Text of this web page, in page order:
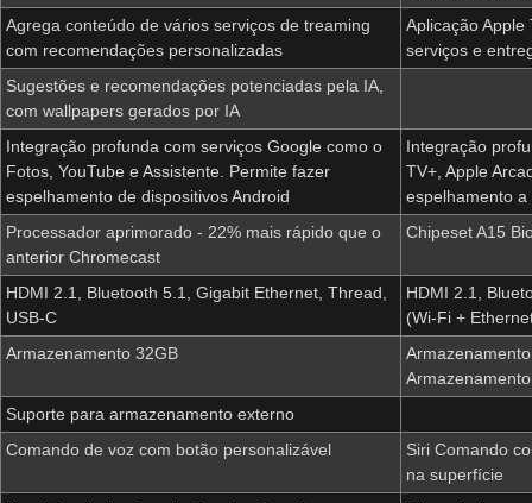
Agrega conteúdo de vários serviços de treaming
com recomendações personalizadas
‌Aplicação
serviços e
Sugestões e recomendações potenciadas pela IA,
com wallpapers gerados por IA
Integração profunda com serviços Google como o
Fotos, YouTube e Assistente. Permite fazer
espelhamento de dispositivos Android
Integração
TV‌+, ‌Apple
espelhamento
Processador aprimorado - 22% mais rápido que o
anterior Chromecast
Chipeset A15
HDMI 2.1, Bluetooth 5.1, Gigabit Ethernet, Thread,
USB-C
HDMI 2.1,
(Wi-Fi +
Armazenamento 32GB
Suporte para armazenamento externo
Comando de voz com botão personalizável
‌Siri‌ Comando
na superfície